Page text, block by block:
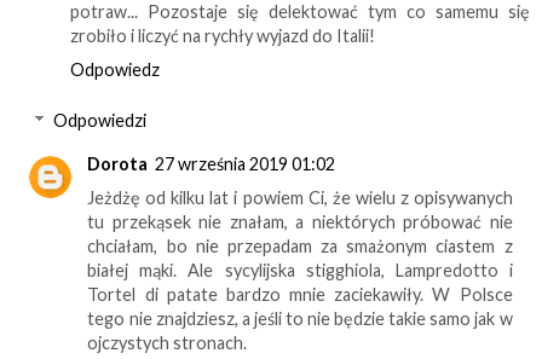
potraw... Pozostaje się delektować tym co samemu się
zrobiło i liczyć na rychły wyjazd do Italii!
Odpowiedz
Odpowiedzi
Dorota 27 września 2019 01:02
Jeżdżę od kilku lat i powiem Ci, że wielu z opisywanych
tu przekąsek nie znałam, a niektórych próbować nie
chciałam, bo nie przepadam za smażonym ciastem z
białej mąki. Ale sycylijska stigghiola, Lampredotto i
Tortel di patate bardzo mnie zaciekawiły. W Polsce
tego nie znajdziesz, a jeśli to nie będzie takie samo jak w
ojczystych stronach.